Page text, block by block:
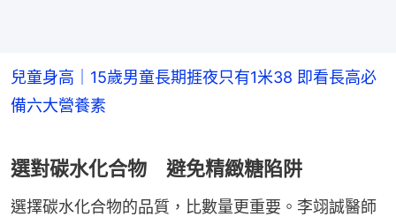
兒童身高｜15歲男童長期捱夜只有1米38 即看長高必
備六大營養素
選對碳水化合物 避免精緻糖陷阱
選擇碳水化合物的品質，比數量更重要。李翊誠醫師